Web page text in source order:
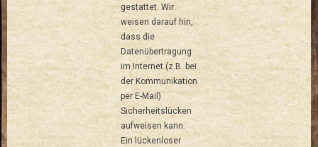
gestattet. Wir
weisen darauf hin,
dass die
Datenübertragung
im Internet (z.B. bei
der Kommunikation
per E-Mail)
Sicherheitslücken
aufweisen kann.
Ein lückenloser